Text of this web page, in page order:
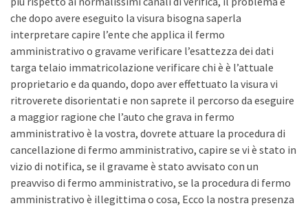
che dopo avere eseguito la visura bisogna saperla
interpretare capire l’ente che applica il fermo
amministrativo o gravame verificare l’esattezza dei dati
targa telaio immatricolazione verificare chi è è l’attuale
proprietario e da quando, dopo aver effettuato la visura vi
ritroverete disorientati e non saprete il percorso da eseguire
a maggior ragione che l’auto che grava in fermo
amministrativo è la vostra, dovrete attuare la procedura di
cancellazione di fermo amministrativo, capire se vi è stato in
vizio di notifica, se il gravame è stato avvisato con un
preavviso di fermo amministrativo, se la procedura di fermo
amministrativo è illegittima o cosa, Ecco la nostra presenza